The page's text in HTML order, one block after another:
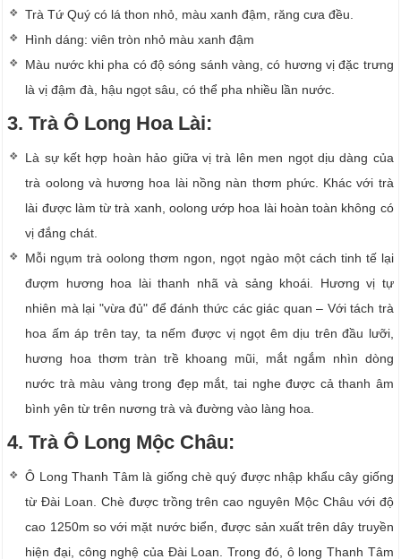
Trà Tứ Quý có lá thon nhỏ, màu xanh đậm, răng cưa đều.
Hình dáng: viên tròn nhỏ màu xanh đậm
Màu nước khi pha có độ sóng sánh vàng, có hương vị đặc trưng
là vị đậm đà, hậu ngọt sâu, có thể pha nhiều lần nước.
3. Trà Ô Long Hoa Lài:
Là sự kết hợp hoàn hảo giữa vị trà lên men ngọt dịu dàng của
trà oolong và hương hoa lài nồng nàn thơm phức. Khác với trà
lài được làm từ trà xanh, oolong ướp hoa lài hoàn toàn không có
vị đắng chát.
Mỗi ngụm trà oolong thơm ngon, ngọt ngào một cách tinh tế lại
đượm hương hoa lài thanh nhã và sảng khoái. Hương vị tự
nhiên mà lại "vừa đủ" để đánh thức các giác quan – Với tách trà
hoa ấm áp trên tay, ta nếm được vị ngọt êm dịu trên đầu lưỡi,
hương hoa thơm tràn trề khoang mũi, mắt ngắm nhìn dòng
nước trà màu vàng trong đẹp mắt, tai nghe được cả thanh âm
bình yên từ trên nương trà và đường vào làng hoa.
4. Trà Ô Long Mộc Châu:
Ô Long Thanh Tâm là giống chè quý được nhập khẩu cây giống
từ Đài Loan. Chè được trồng trên cao nguyên Mộc Châu với độ
cao 1250m so với mặt nước biển, được sản xuất trên dây truyền
hiện đại, công nghệ của Đài Loan. Trong đó, ô long Thanh Tâm